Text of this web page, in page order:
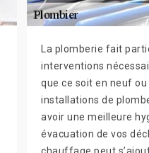
La plomberie fait
interventions
que ce soit en neuf
installations de
avoir une meilleure
évacuation de vos